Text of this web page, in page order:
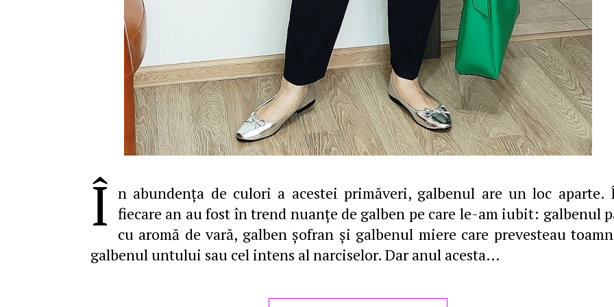
Î n abundenţa de culori a acestei primăveri, galbenul are un loc aparte.
fiecare an au fost în trend nuanţe de galben pe care le-am iubit: galbenul
cu aromă de vară, galben şofran şi galbenul miere care prevesteau
galbenul untului sau cel intens al narciselor. Dar anul acesta…